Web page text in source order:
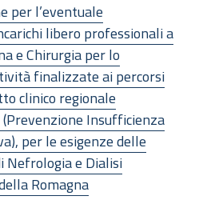
per l’eventuale
libero professionali a
e Chirurgia per lo
finalizzate ai percorsi
clinico regionale
Insufficienza
per le esigenze delle
Nefrologia e Dialisi
Romagna